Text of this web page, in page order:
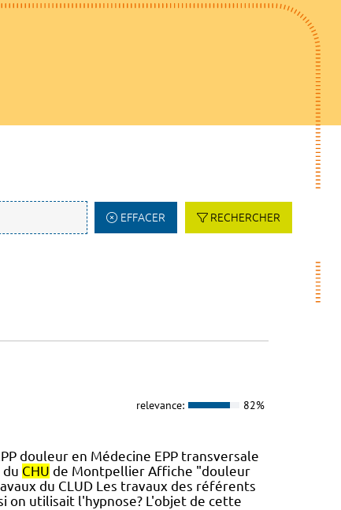
EFFACER RECHERCHER
relevance: 82%
douleur en Médecine EPP transversale
du CHU de Montpellier Affiche "douleur
du CLUD Les travaux des référents
on utilisait l'hypnose? L'objet de cette